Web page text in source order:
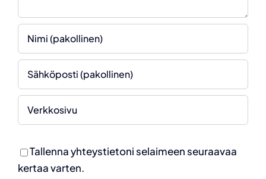
Tallenna yhteystietoni selaimeen seuraavaa
kertaa varten.